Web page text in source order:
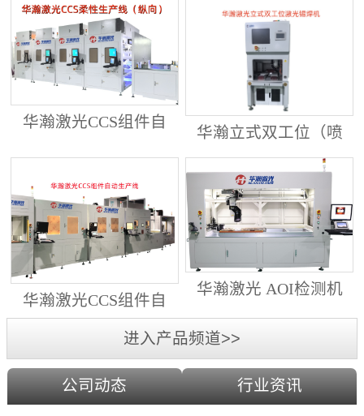
华瀚激光CCS组件自
动生产线（纵向线）
华瀚立式双工位（喷
射锡膏）激光焊锡机
华瀚激光CCS组件自
动生产线（横向线）
华瀚激光 AOI检测机
（型号HA18DM6)
进入产品频道>>
公司动态 行业资讯